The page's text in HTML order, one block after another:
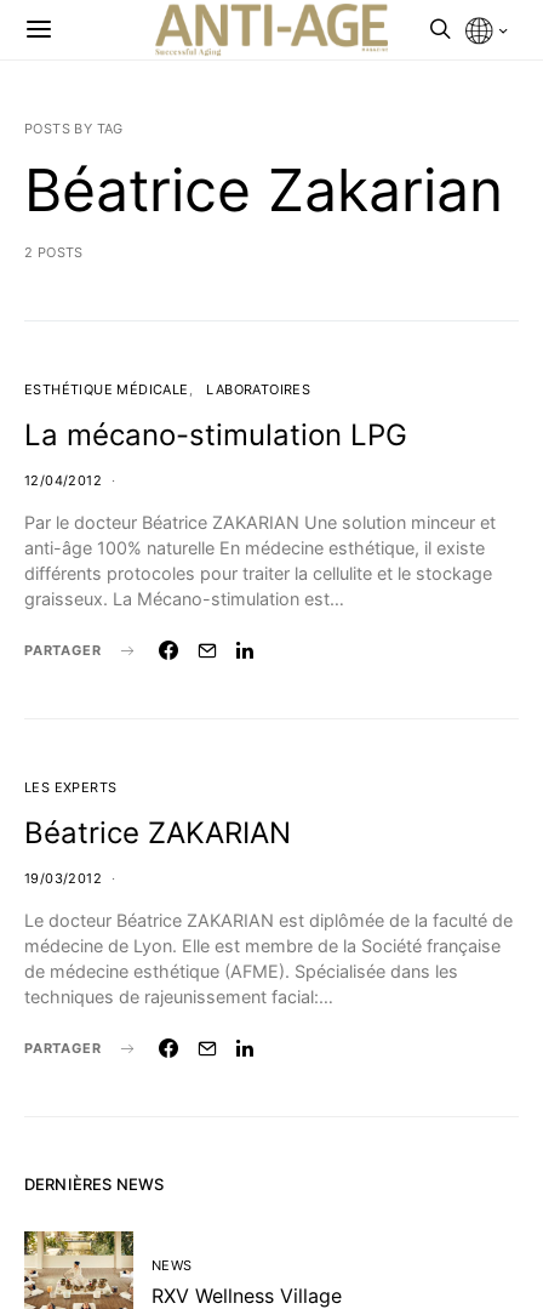
POSTS BY TAG
Béatrice Zakarian
2 POSTS
ESTHÉTIQUE MÉDICALE LABORATOIRES
La mécano-stimulation LPG
12/04/2012
Par le docteur Béatrice ZAKARIAN Une solution minceur et
anti-âge 100% naturelle En médecine esthétique, il existe
différents protocoles pour traiter la cellulite et le stockage
graisseux. La Mécano-stimulation est…
PARTAGER
LES EXPERTS
Béatrice ZAKARIAN
19/03/2012
Le docteur Béatrice ZAKARIAN est diplômée de la faculté de
médecine de Lyon. Elle est membre de la Société française
de médecine esthétique (AFME). Spécialisée dans les
techniques de rajeunissement facial:…
PARTAGER
DERNIÈRES NEWS
NEWS
RXV Wellness Village